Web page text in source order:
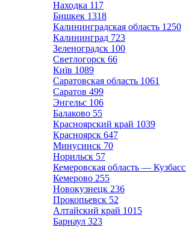
Находка 117
Бишкек 1318
Калининградская область 1250
Калининград 723
Зеленоградск 100
Светлогорск 66
Київ 1089
Саратовская область 1061
Саратов 499
Энгельс 106
Балаково 55
Красноярский край 1039
Красноярск 647
Минусинск 70
Норильск 57
Кемеровская область — Кузбасс
Кемерово 255
Новокузнецк 236
Прокопьевск 52
Алтайский край 1015
Барнаул 323